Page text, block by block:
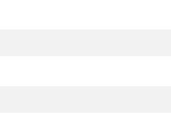
ở xa hay có công suất thấp.